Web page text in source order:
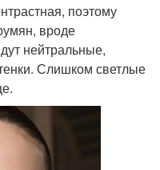
поэтому
вроде
нейтральные,
Слишком светлые